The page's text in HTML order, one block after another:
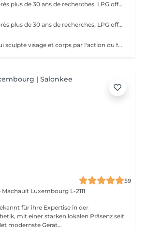
Leader mondial après plus de 30 ans de recherches, LPG offre un procédé 100% naturel pour relancer l'activité cellulaire endormie au coeur de notre peau. C'est une technique indolore et agréable, qui permet de déstocker les graisses résistantes, de raffermir la peau et de lisser l'aspect peau d'orange.
Leader mondial après plus de 30 ans de recherches, LPG offre un procédé 100% naturel pour relancer l'activité cellulaire endormie au coeur de notre peau. C'est une technique indolore et agréable, qui permet de déstocker les graisses résistantes, de raffermir la peau et de lisser l'aspect peau d'orange.
Traitement local qui sculpte visage et corps par l'action du froid allant jusqu'à -10 degrés, avec effets immédiats et durables. Pour le corps, élimination de la cellulite localisée, diminution graisseuses, drainage, tonification et raffermissement musculaire, remodelage et amincissement. Pour le visage, effet anti-âge grâce au raffermissement des tissus, à la réduction des rides et à l'effacement du double menton.
59
Machault Luxembourg L-2111
für ihre Expertise in der
mit einer starken lokalen Präsenz seit
modernste Gerät...